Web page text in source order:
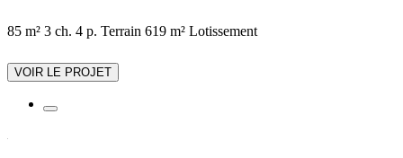
85 m² 3 ch. 4 p. Terrain 619 m² Lotissement
VOIR LE PROJET